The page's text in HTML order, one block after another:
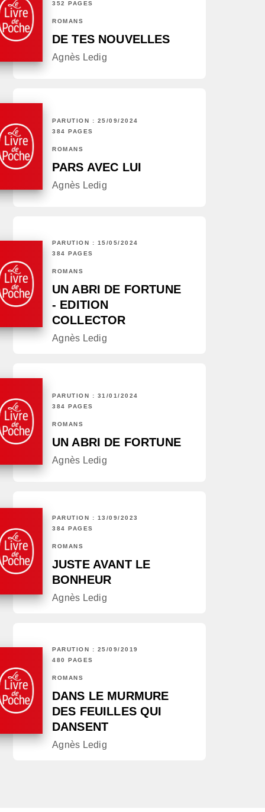
352 PAGES
ROMANS
DE TES NOUVELLES
Agnès Ledig
PARUTION : 25/09/2024
384 PAGES
ROMANS
PARS AVEC LUI
Agnès Ledig
PARUTION : 15/05/2024
384 PAGES
ROMANS
UN ABRI DE FORTUNE
- EDITION
COLLECTOR
Agnès Ledig
PARUTION : 31/01/2024
384 PAGES
ROMANS
UN ABRI DE FORTUNE
Agnès Ledig
PARUTION : 13/09/2023
384 PAGES
ROMANS
JUSTE AVANT LE
BONHEUR
Agnès Ledig
PARUTION : 25/09/2019
480 PAGES
ROMANS
DANS LE MURMURE
DES FEUILLES QUI
DANSENT
Agnès Ledig